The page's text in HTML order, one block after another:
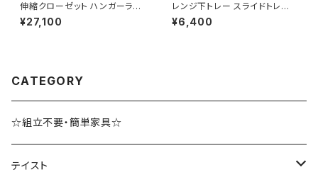
伸縮クローゼット ハンガーラッ
ク コートハンガー ワードローブ
フリーラック クローゼット 高さ1
¥27,100
レンジ下トレー スライドトレー
家電置き レンジボード スライド
テーブル キッチン収納
¥6,400
CATEGORY
☆組立不要・簡単家具☆
テイスト